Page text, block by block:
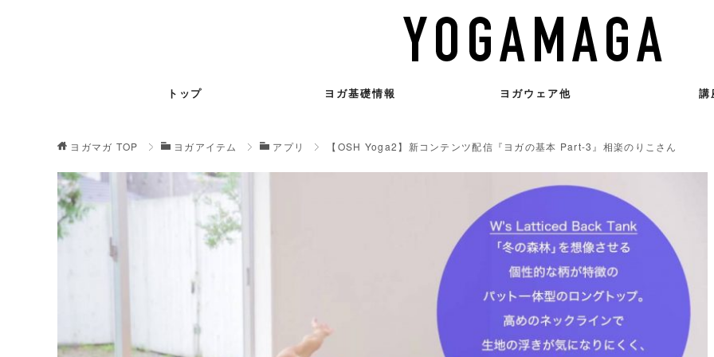
トップ ヨガ基礎情報 ヨガウェア他 講
ヨガマガ TOP ヨガアイテム アプリ 【OSH Yoga2】新コンテンツ配信『ヨガの基本 Part-3』相楽のりこさん